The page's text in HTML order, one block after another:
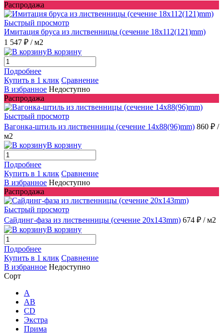
Распродажа
Быстрый просмотр
Имитация бруса из лиственницы (сечение 18x112(121)mm)
1 547 ₽ / м2
В корзину
Подробнее
Купить в 1 клик Сравнение
В избранное Недоступно
Распродажа
Быстрый просмотр
Вагонка-штиль из лиственницы (сечение 14x88(96)mm) 860 ₽ /
м2
В корзину
Подробнее
Купить в 1 клик Сравнение
В избранное Недоступно
Распродажа
Быстрый просмотр
Сайдинг-фаза из лиственницы (сечение 20x143mm) 674 ₽ / м2
В корзину
Подробнее
Купить в 1 клик Сравнение
В избранное Недоступно
Сорт
A
AB
CD
Экстра
Прима